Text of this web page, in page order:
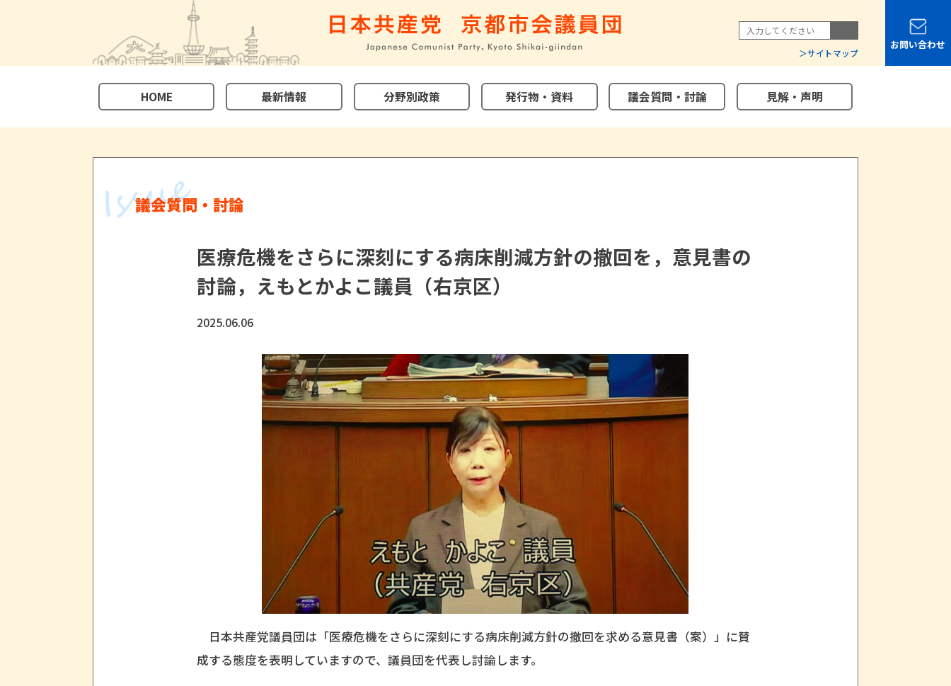
サイトマップ
HOME 最新情報 分野別政策 発行物・資料 議会質問・討論 見解・声明
お問い合わせ
議会質問・討論
医療危機をさらに深刻にする病床削減方針の撤回を，意見書の
討論，えもとかよこ議員（右京区）
2025.06.06
日本共産党議員団は「医療危機をさらに深刻にする病床削減方針の撤回を求める意見書（案）」に賛
成する態度を表明していますので、議員団を代表し討論します。